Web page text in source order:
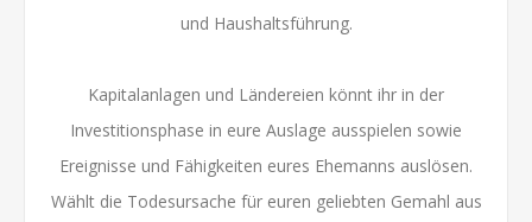
und Haushaltsführung.
Kapitalanlagen und Ländereien könnt ihr in der
Investitionsphase in eure Auslage ausspielen sowie
Ereignisse und Fähigkeiten eures Ehemanns auslösen.
Wählt die Todesursache für euren geliebten Gemahl aus